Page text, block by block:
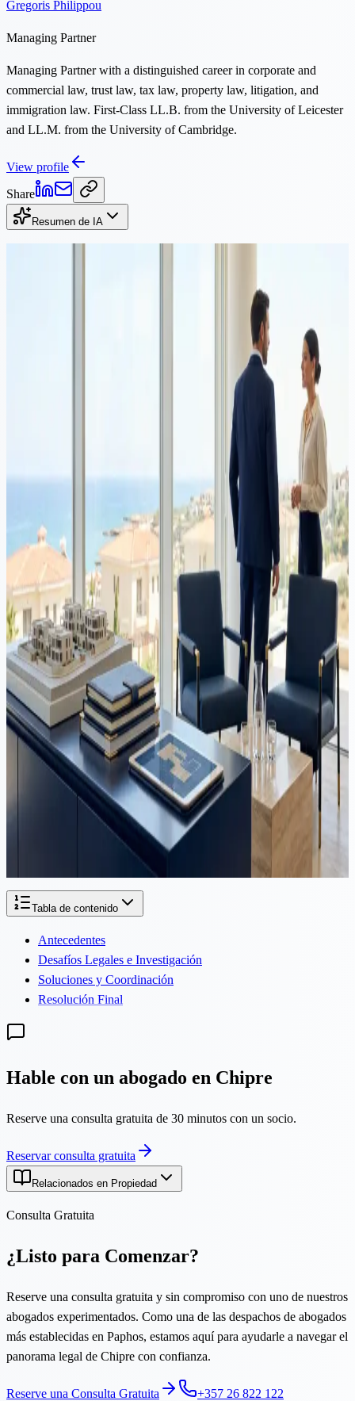
Gregoris Philippou
Managing Partner
Managing Partner with a distinguished career in corporate and
commercial law, trust law, tax law, property law, litigation, and
immigration law. First-Class LL.B. from the University of Leicester
and LL.M. from the University of Cambridge.
View profile
Share
Resumen de IA
Comprar propiedad en Chipre y obtener residencia: una guía
Miles de nacionales de fuera de la UE compran propiedades en
Chipre cada año para calificar para la residencia permanente
acelerada. Esta guía cubre ambos procesos juntos: compra de
propiedad y solicitud de residencia permanente, con costos, plazos y
El sector inmobiliario en Chipre en un punto de inflexión: los
peligros de la sobre-regulación
Las restricciones propuestas a las compras de propiedades por parte
de no pertenecientes a la UE en Chipre pueden abordar
preocupaciones válidas, pero el momento y el alcance corren el
riesgo de enviar una señal equivocada a los inversores
internacionales. El verdadero problema es la oferta de viviendas, no
la demanda extranjera.
Propiedad 3 min de lectura
Copropiedad de Bienes Inmuebles en Chipre: Problemas y
Soluciones Legales
En Chipre, una parte significativa de los bienes inmuebles es
propiedad conjunta de dos o más individuos. Esto generalmente
surge a través de herencias, donaciones a partes iguales, compras
Tabla de contenido
Antecedentes
Desafíos Legales e Investigación
Soluciones y Coordinación
Resolución Final
Hable con un abogado en Chipre
Reserve una consulta gratuita de 30 minutos con un socio.
Reservar consulta gratuita
Relacionados en Propiedad
Consulta Gratuita
¿Listo para Comenzar?
Reserve una consulta gratuita y sin compromiso con uno de nuestros
abogados experimentados. Como una de las despachos de abogados
más establecidas en Paphos, estamos aquí para ayudarle a navegar el
panorama legal de Chipre con confianza.
Reserve una Consulta Gratuita +357 26 822 122